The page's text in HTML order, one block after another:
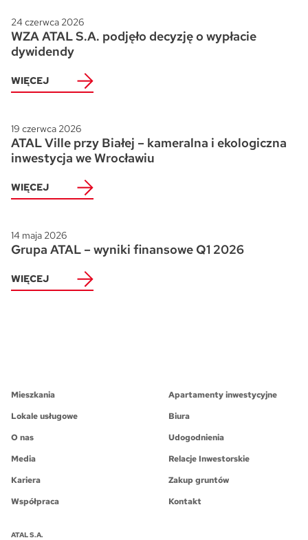
24 czerwca 2026
WZA ATAL S.A. podjęło decyzję o wypłacie
dywidendy
WIĘCEJ
19 czerwca 2026
ATAL Ville przy Białej – kameralna i ekologiczna
inwestycja we Wrocławiu
WIĘCEJ
14 maja 2026
Grupa ATAL – wyniki finansowe Q1 2026
WIĘCEJ
Mieszkania
Apartamenty inwestycyjne
Lokale usługowe
Biura
O nas
Udogodnienia
Media
Relacje Inwestorskie
Kariera
Zakup gruntów
Współpraca
Kontakt
ATAL S.A.